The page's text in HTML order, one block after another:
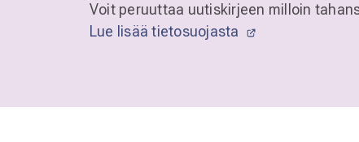
Voit peruuttaa uutiskirjeen milloin
Lue lisää tietosuojasta